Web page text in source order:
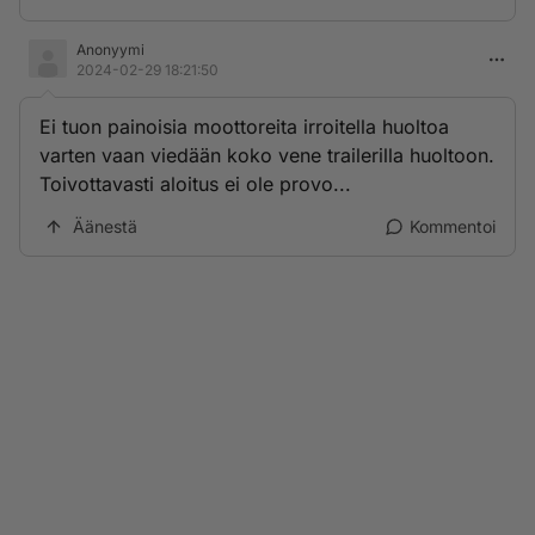
Anonyymi
2024-02-29 18:21:50
Ei tuon painoisia moottoreita irroitella huoltoa
varten vaan viedään koko vene trailerilla huoltoon.
Toivottavasti aloitus ei ole provo...
Äänestä Kommentoi